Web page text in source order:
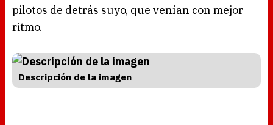
pilotos de detrás suyo, que venían con mejor
ritmo.
Descripción de la imagen